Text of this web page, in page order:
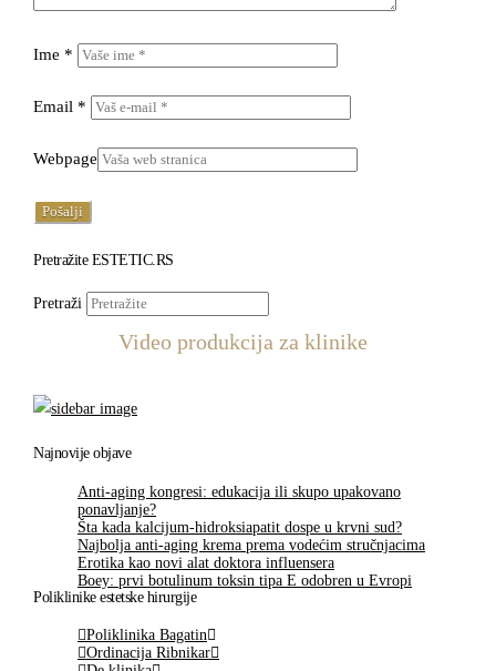
Ime *
Email *
Webpage
Pretražite ESTETIC.RS
Pretraži
Video produkcija za klinike
Najnovije objave
Anti-aging kongresi: edukacija ili skupo upakovano
ponavljanje?
Šta kada kalcijum-hidroksiapatit dospe u krvni sud?
Najbolja anti-aging krema prema vodećim stručnjacima
Erotika kao novi alat doktora influensera
Boey: prvi botulinum toksin tipa E odobren u Evropi
Poliklinike estetske hirurgije
Poliklinika Bagatin
Ordinacija Ribnikar